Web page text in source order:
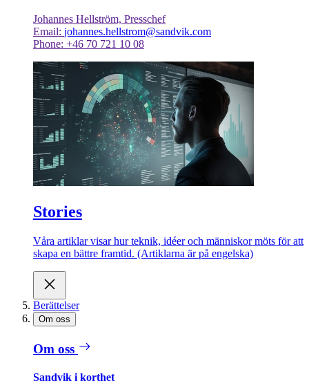
Johannes Hellström, Presschef
Email: johannes.hellstrom@sandvik.com
Phone: +46 70 721 10 08
Stories
Våra artiklar visar hur teknik, idéer och människor möts för att
skapa en bättre framtid. (Artiklarna är på engelska)
Berättelser
Om oss
Om oss
Sandvik i korthet